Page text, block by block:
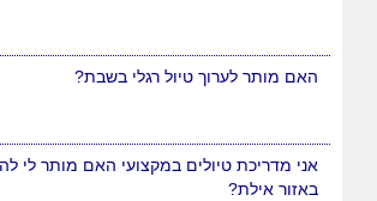
האם מותר לערוך טיול רגלי בשבת?
אני מדריכת טיולים במקצועי האם מותר לי
באזור אילת?